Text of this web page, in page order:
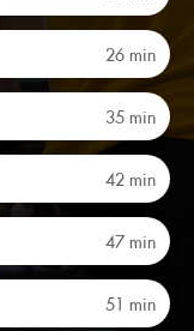
26 min
35 min
42 min
47 min
51 min